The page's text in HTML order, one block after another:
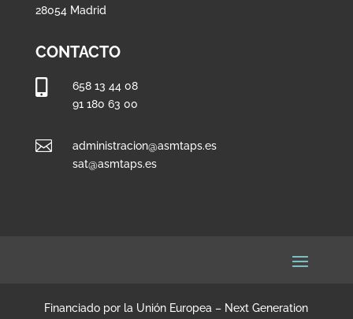
28054 Madrid
CONTACTO

658 13 44 08
91 180 63 00

administracion@asmtaps.es
sat@asmtaps.es
Financiado por la Unión Europea – Next Generation